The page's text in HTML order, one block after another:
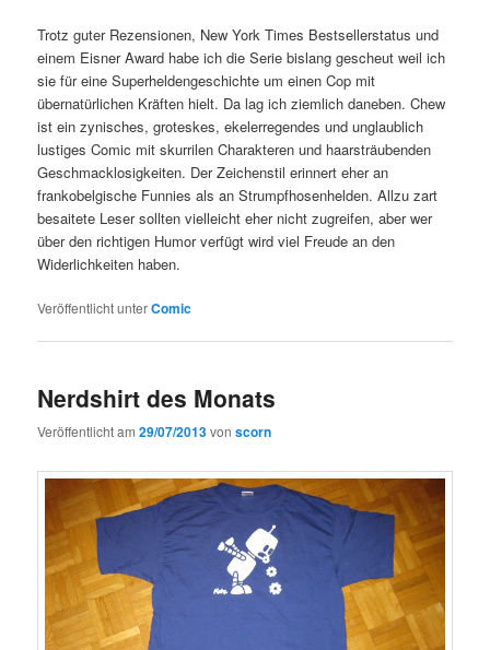
Trotz guter Rezensionen, New York Times Bestsellerstatus und
einem Eisner Award habe ich die Serie bislang gescheut weil ich
sie für eine Superheldengeschichte um einen Cop mit
übernatürlichen Kräften hielt. Da lag ich ziemlich daneben. Chew
ist ein zynisches, groteskes, ekelerregendes und unglaublich
lustiges Comic mit skurrilen Charakteren und haarsträubenden
Geschmacklosigkeiten. Der Zeichenstil erinnert eher an
frankobelgische Funnies als an Strumpfhosenhelden. Allzu zart
besaitete Leser sollten vielleicht eher nicht zugreifen, aber wer
über den richtigen Humor verfügt wird viel Freude an den
Widerlichkeiten haben.
Veröffentlicht unterComic
Nerdshirt des Monats
Veröffentlicht am29/07/2013vonscorn